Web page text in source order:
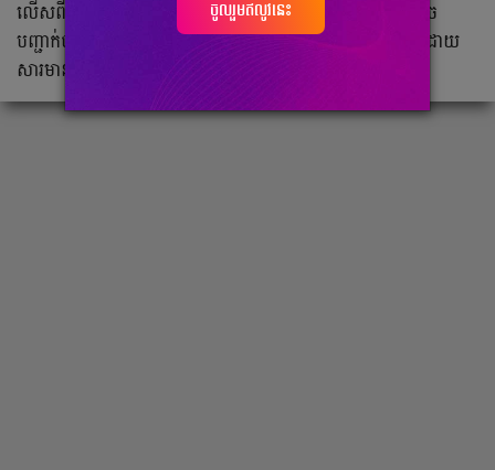
លើស​ពី​សំឡេង​ពិត។ ប៉ុន្តែ​តារា​ចម្រៀង​​ក្នុង​វីដេអូ​ខាង​ក្រោម​នេះ អាច​
បញ្ជាក់​​បាន​ថា​ពួក​គេ​មិន​ត្រូវ​ការ​ Auto-Tune ​ជា​ជំនួយ​នោះ​ឡើយ ដោយ​
សារ​មាន​សំឡេង​ពីរោះ​រណ្ដំ​ពី​កំណើត​ស្រាប់​តែ​ម្ដង។
ចូលរួមឥលូវនេះ